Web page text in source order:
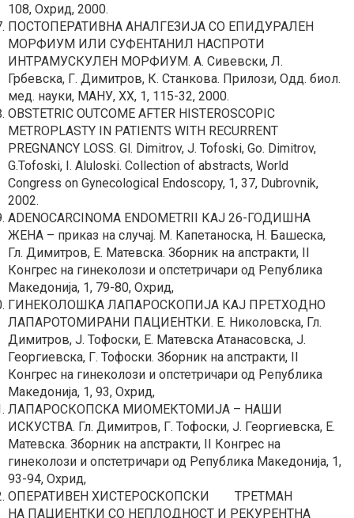
108, Охрид, 2000.
ПОСТОПЕРАТИВНА АНАЛГЕЗИЈА СО ЕПИДУРАЛЕН
МОРФИУМ ИЛИ СУФЕНТАНИЛ НАСПРОТИ
ИНТРАМУСКУЛЕН МОРФИУМ. А. Сивевски, Л.
Грбевска, Г. Димитров, К. Станкова. Прилози, Одд. биол.
мед. науки, МАНУ, XX, 1, 115-32, 2000.
OBSTETRIC OUTCOME AFTER HISTEROSCOPIC
METROPLASTY IN PATIENTS WITH RECURRENT
PREGNANCY LOSS. Gl. Dimitrov, J. Tofoski, Go. Dimitrov,
G.Tofoski, I. Aluloski. Collection of abstracts, World
Congress on Gynecological Endoscopy, 1, 37, Dubrovnik,
2002.
ADENOCARCINOMA ENDOMETRII КАЈ 26-ГОДИШНА
ЖЕНА – приказ на случај. М. Капетаноска, Н. Башеска,
Гл. Димитров, Е. Матевска. Зборник на апстракти, II
Конгрес на гинеколози и опстетричари од Република
Македонија, 1, 79-80, Охрид,
ГИНЕКОЛОШКА ЛАПАРОСКОПИЈА КАЈ ПРЕТХОДНО
ЛАПАРОТОМИРАНИ ПАЦИЕНТКИ. Е. Николовска, Гл.
Димитров, Ј. Тофоски, Е. Матевска Атанасовска, Ј.
Георгиевска, Г. Тофоски. Зборник на апстракти, II
Конгрес на гинеколози и опстетричари од Република
Македонија, 1, 93, Охрид,
ЛАПАРОСКОПСКА МИОМЕКТОМИЈА – НАШИ
ИСКУСТВА. Гл. Димитров, Г. Тофоски, Ј. Георгиевска, Е.
Матевска. Зборник на апстракти, II Конгрес на
гинеколози и опстетричари од Република Македонија, 1,
93-94, Охрид,
ОПЕРАТИВЕН ХИСТЕРОСКОПСКИ ТРЕТМАН
НА ПАЦИЕНТКИ СО НЕПЛОДНОСТ И РЕКУРЕНТНА